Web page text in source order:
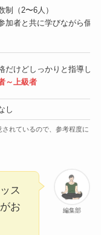
制（2〜6人）
加者と共に学びながら個
だけどしっかりと指導し
～上級者
し
れているので、参考程度に
編集部
ス
お